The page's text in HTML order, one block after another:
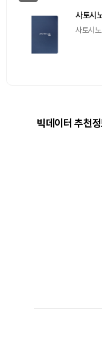
사토시
사토시
빅데이터 추천